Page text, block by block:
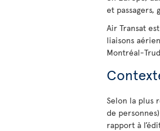
et passagers,
Air Transat
liaisons
Montréal-
Selon la plus
de
rapport à